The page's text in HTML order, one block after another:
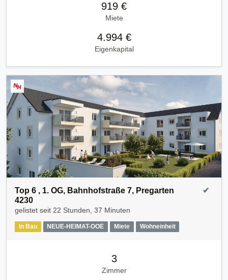
919 €
Miete
4.994 €
Eigenkapital
Top 6 , 1. OG, Bahnhofstraße 7, Pregarten
4230
gelistet seit 22 Stunden, 37 Minuten
In Bau NEUE-HEIMAT-OOE Miete Wohneinheit
✔
3
Zimmer